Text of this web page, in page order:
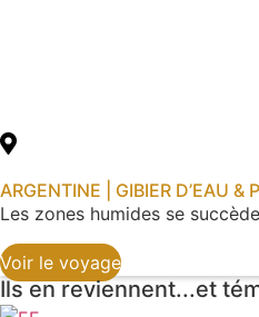
ARGENTINE | GIBIER D’EAU &
Les zones humides se
Voir le voyage
Ils en reviennent...et